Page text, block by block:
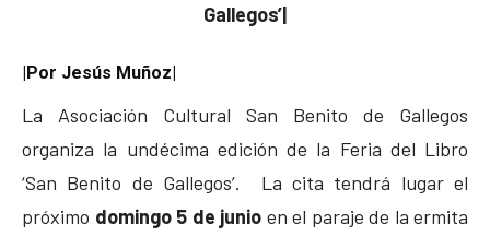
Gallegos’|
|Por Jesús Muñoz|
La Asociación Cultural San Benito de Gallegos
organiza la undécima edición de la Feria del Libro
‘San Benito de Gallegos’. La cita tendrá lugar el
próximo domingo 5 de junio en el paraje de la ermita